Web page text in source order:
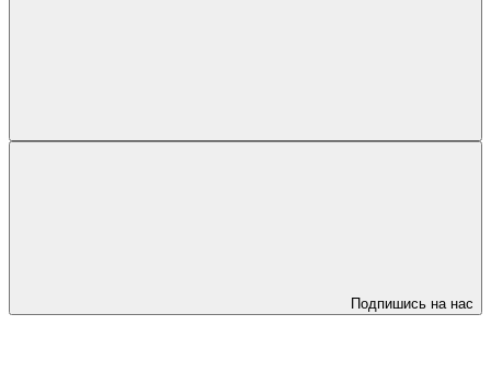
Подпишись на нас